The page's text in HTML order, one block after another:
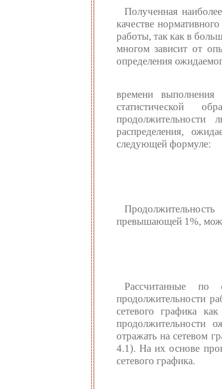
Полученная
качестве
работы, так как в
многом зависит от
определения
времени выполнения
статистической
продолжительности
распределения,
следующей формуле:
превышающей 1%,
Рассчитанные
продолжительности
сетевого графика
продолжительности
отражать на сетевом
4.1). На их основе
сетевого графика.